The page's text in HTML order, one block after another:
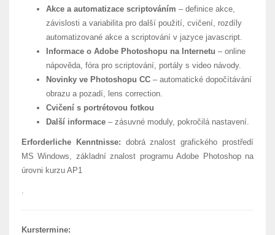
Akce a automatizace scriptováním – definice akce,
závislosti a variabilita pro další použití, cvičení, rozdíly
automatizované akce a scriptování v jazyce javascript.
Informace o Adobe Photoshopu na Internetu – online
nápověda, fóra pro scriptování, portály s video návody.
Novinky ve Photoshopu CC – automatické dopočítávání
obrazu a pozadí, lens correction.
Cvičení s portrétovou fotkou
Další informace – zásuvné moduly, pokročilá nastavení.
Erforderliche Kenntnisse: dobrá znalost grafického prostředí
MS Windows, základní znalost programu Adobe Photoshop na
úrovni kurzu AP1
.
Kurstermine: